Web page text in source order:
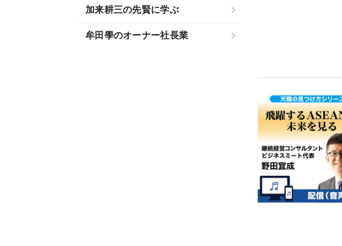
加来耕三の先賢に学ぶ
牟田學のオーナー社長業